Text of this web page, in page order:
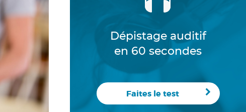
Dépistage auditif
en 60 secondes
Faites le test